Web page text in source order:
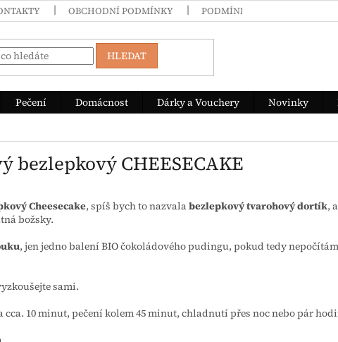
OBCHODNÍ PODMÍNKY PODMÍNKY OCHRANY
HLEDAT
Pečení Domácnost Dárky a Vouchery Novinky
bezlepkový CHEESECAKE
Cheesecake, spíš bych to nazvalabezlepkový tvarohový dortík,
božsky.
, jen jedno balení BIO čokoládového pudingu, pokud tedy
sami.
cca. 10 minut, pečení kolem 45 minut, chladnutí přes noc nebo pár